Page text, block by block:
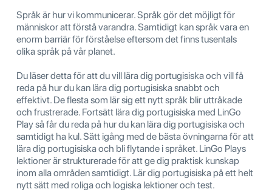
Språk är hur vi kommunicerar. Språk gör det möjligt för
människor att förstå varandra. Samtidigt kan språk vara en
enorm barriär för förståelse eftersom det finns tusentals
olika språk på vår planet.
Du läser detta för att du vill lära dig portugisiska och vill få
reda på hur du kan lära dig portugisiska snabbt och
effektivt. De flesta som lär sig ett nytt språk blir uttråkade
och frustrerade. Fortsätt lära dig portugisiska med LinGo
Play så får du reda på hur du kan lära dig portugisiska och
samtidigt ha kul. Sätt igång med de bästa övningarna för att
lära dig portugisiska och bli flytande i språket. LinGo Plays
lektioner är strukturerade för att ge dig praktisk kunskap
inom alla områden samtidigt. Lär dig portugisiska på ett helt
nytt sätt med roliga och logiska lektioner och test.